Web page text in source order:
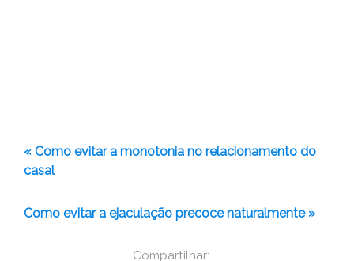
Compartilhar:
« Como evitar a monotonia no relacionamento do
casal
Como evitar a ejaculação precoce naturalmente »